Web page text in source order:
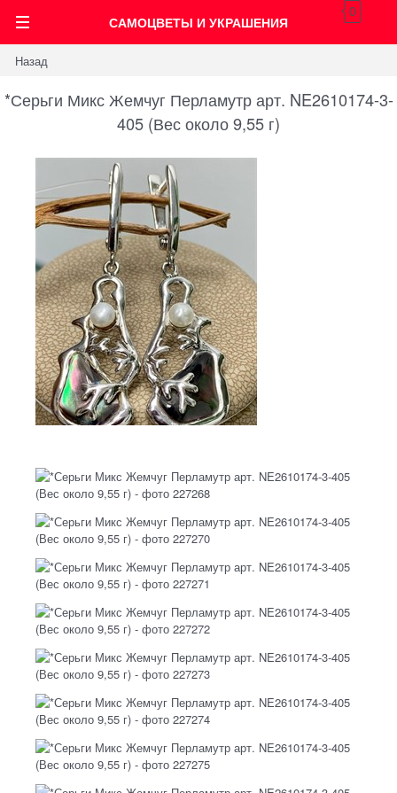
САМОЦВЕТЫ И УКРАШЕНИЯ
0
Назад
*Серьги Микс Жемчуг Перламутр арт. NE2610174-3-
405 (Вес около 9,55 г)